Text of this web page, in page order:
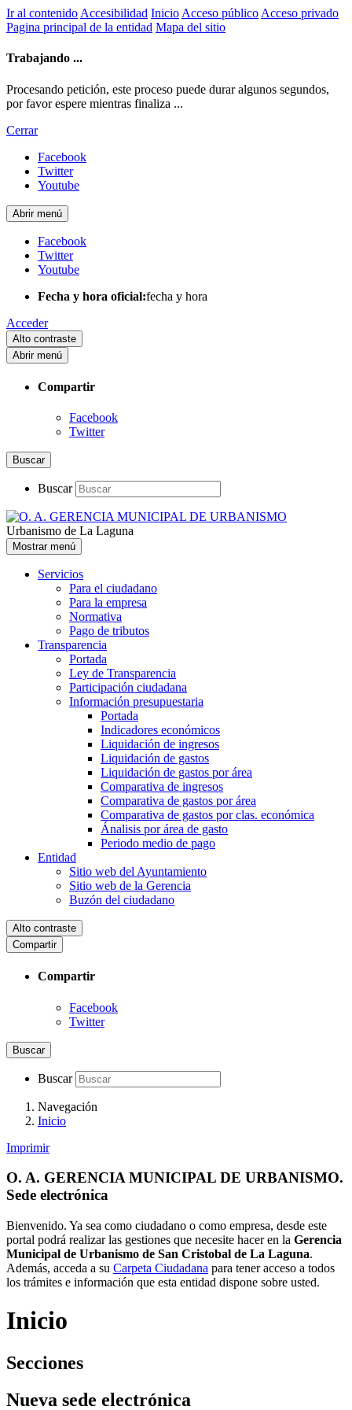
Ir al contenido Accesibilidad Inicio Acceso público Acceso privado
Pagina principal de la entidad Mapa del sitio
Trabajando ...
Procesando petición, este proceso puede durar algunos segundos,
por favor espere mientras finaliza ...
Cerrar
Facebook
Twitter
Youtube
Abrir menú
Facebook
Twitter
Youtube
Fecha y hora oficial:fecha y hora
Acceder
Alto contraste
Abrir menú
Compartir
Facebook
Twitter
Buscar
Buscar
Urbanismo de La Laguna
Mostrar menú
Servicios
Para el ciudadano
Para la empresa
Normativa
Pago de tributos
Transparencia
Portada
Ley de Transparencia
Participación ciudadana
Información presupuestaria
Portada
Indicadores económicos
Liquidación de ingresos
Liquidación de gastos
Liquidación de gastos por área
Comparativa de ingresos
Comparativa de gastos por área
Comparativa de gastos por clas. económica
Ánalisis por área de gasto
Periodo medio de pago
Entidad
Sitio web del Ayuntamiento
Sitio web de la Gerencia
Buzón del ciudadano
Alto contraste
Compartir
Compartir
Facebook
Twitter
Buscar
Buscar
Navegación
Inicio
Imprimir
O. A. GERENCIA MUNICIPAL DE URBANISMO.
Sede electrónica
Bienvenido. Ya sea como ciudadano o como empresa, desde este
portal podrá realizar las gestiones que necesite hacer en la Gerencia
Municipal de Urbanismo de San Cristobal de La Laguna.
Además, acceda a su Carpeta Ciudadana para tener acceso a todos
los trámites e información que esta entidad dispone sobre usted.
Inicio
Secciones
Nueva sede electrónica